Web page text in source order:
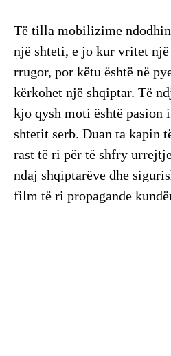
Të tilla mobilizime
një shteti, e jo kur vritet
rrugor, por këtu është në
kërkohet një shqiptar. Të
kjo qysh moti është pasion
shtetit serb. Duan ta kapin
rast të ri për të shfry
ndaj shqiptarëve dhe
film të ri propagande